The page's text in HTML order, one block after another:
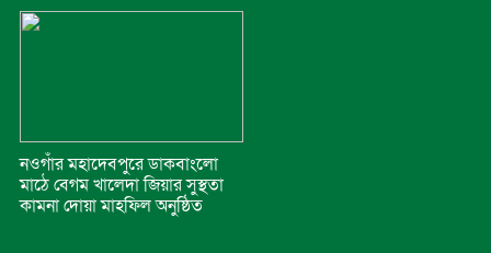
নওগাঁর মহাদেবপুরে ডাকবাংলো
মাঠে বেগম খালেদা জিয়ার সুস্থতা
কামনা দোয়া মাহফিল অনুষ্ঠিত